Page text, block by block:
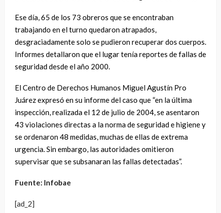
Ese día, 65 de los 73 obreros que se encontraban
trabajando en el turno quedaron atrapados,
desgraciadamente solo se pudieron recuperar dos cuerpos.
Informes detallaron que el lugar tenía reportes de fallas de
seguridad desde el año 2000.
El Centro de Derechos Humanos Miguel Agustín Pro
Juárez expresó en su informe del caso que “en la última
inspección, realizada el 12 de julio de 2004, se asentaron
43 violaciones directas a la norma de seguridad e higiene y
se ordenaron 48 medidas, muchas de ellas de extrema
urgencia. Sin embargo, las autoridades omitieron
supervisar que se subsanaran las fallas detectadas”.
Fuente: Infobae
[ad_2]